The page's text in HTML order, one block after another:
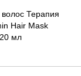
Терапия
Hair Mask
мл